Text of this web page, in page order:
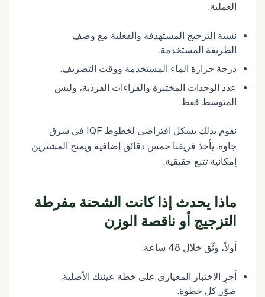
العملية.
نسبة التزجيج المستهدفة والفعلية مع وصف
الطريقة المستخدمة.
درجة حرارة الماء المستخدمة ووقت التصريف.
عدد الوحدات المختبرة والقراءات الفردية، وليس
المتوسط فقط.
نقوم بذلك بشكل افتراضي لخطوط IQF في شرق
جاوة. يأخذ فريقنا خمس دقائق إضافية ويمنح المشترين
إمكانية تتبع حقيقية.
ماذا يحدث إذا كانت الشحنة مفرطة
التزجيج أو ناقصة الوزن
أولاً، وثّق خلال 48 ساعة.
أجرِ الاختبار المعياري على خطة عينتك الأصلية.
صوّر كل خطوة.